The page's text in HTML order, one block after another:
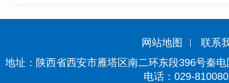
网站地图
联系
地址：陕西省西安市雁塔区南二环东段396号秦
电话：029-